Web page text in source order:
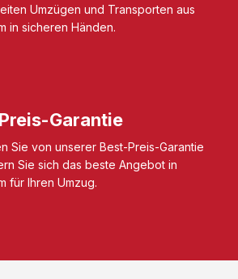
Umzügen und Transporten aus
in sicheren Händen.
Garantie
Sie von unserer Best-Preis-Garantie
Sie sich das beste Angebot in
für Ihren Umzug.